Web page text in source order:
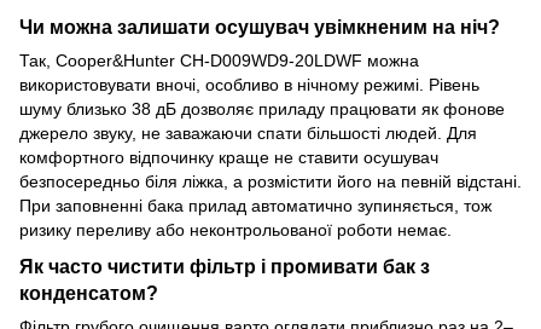
Чи можна залишати осушувач увімкненим на ніч?
Так, Cooper&Hunter CH-D009WD9-20LDWF можна
використовувати вночі, особливо в нічному режимі. Рівень
шуму близько 38 дБ дозволяє приладу працювати як фонове
джерело звуку, не заважаючи спати більшості людей. Для
комфортного відпочинку краще не ставити осушувач
безпосередньо біля ліжка, а розмістити його на певній відстані.
При заповненні бака прилад автоматично зупиняється, тож
ризику переливу або неконтрольованої роботи немає.
Як часто чистити фільтр і промивати бак з
конденсатом?